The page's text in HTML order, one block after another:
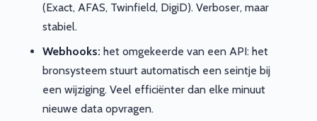
(Exact, AFAS, Twinfield, DigiD). Verboser, maar
stabiel.
Webhooks: het omgekeerde van een API: het
bronsysteem stuurt automatisch een seintje bij
een wijziging. Veel efficiënter dan elke minuut
nieuwe data opvragen.